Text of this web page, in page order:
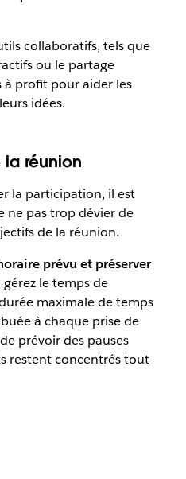
collaboratifs, tels que
ou le partage
à profit pour aider les
idées.
réunion
la participation, il est
pas trop dévier de
de la réunion.
prévu et préserver
gérez le temps de
maximale de temps
à chaque prise de
prévoir des pauses
restent concentrés tout